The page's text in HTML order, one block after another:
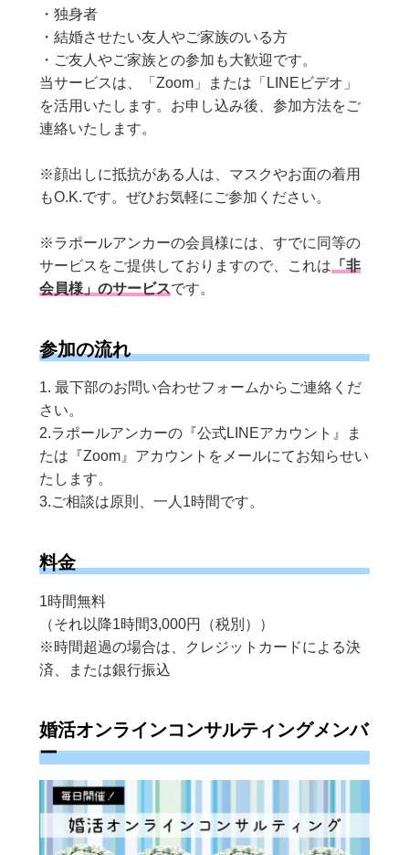
・独身者
・結婚させたい友人やご家族のいる方
・ご友人やご家族との参加も大歓迎です。
当サービスは、「Zoom」または「LINEビデオ」
を活用いたします。お申し込み後、参加方法をご
連絡いたします。
※顔出しに抵抗がある人は、マスクやお面の着用
もO.K.です。ぜひお気軽にご参加ください。
※ラポールアンカーの会員様には、すでに同等の
サービスをご提供しておりますので、これは 「非
会員様」のサービスです。
参加の流れ
1. 最下部のお問い合わせフォームからご連絡くだ
さい。
2.ラポールアンカーの『公式LINEアカウント』ま
たは『Zoom』アカウントをメールにてお知らせい
たします。
3.ご相談は原則、一人1時間です。
料金
1時間無料
（それ以降1時間3,000円（税別））
※時間超過の場合は、クレジットカードによる決
済、または銀行振込
婚活オンラインコンサルティングメンバ
ー